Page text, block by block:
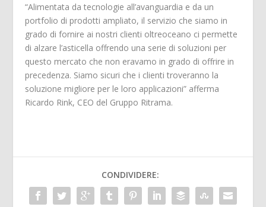
“Alimentata da tecnologie all’avanguardia e da un
portfolio di prodotti ampliato, il servizio che siamo in
grado di fornire ai nostri clienti oltreoceano ci permette
di alzare l’asticella offrendo una serie di soluzioni per
questo mercato che non eravamo in grado di offrire in
precedenza. Siamo sicuri che i clienti troveranno la
soluzione migliore per le loro applicazioni” afferma
Ricardo Rink, CEO del Gruppo Ritrama.
CONDIVIDERE: